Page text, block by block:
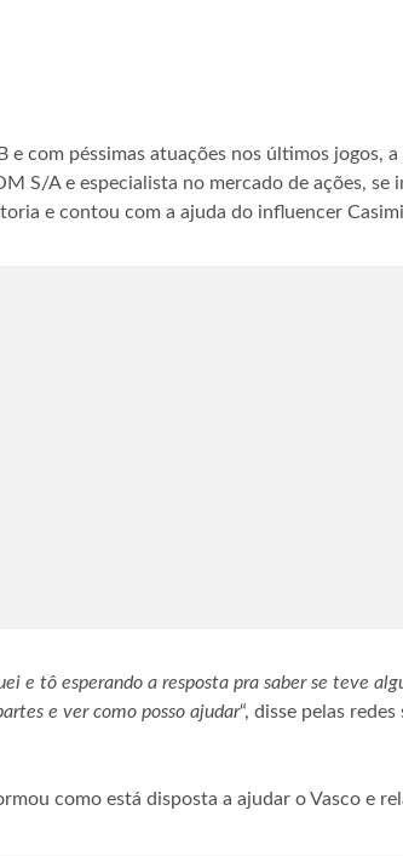
e com péssimas atuações nos últimos
S/A e especialista no mercado de ações,
e contou com a ajuda do influencer
e tô esperando a resposta pra saber se teve
e ver como posso ajudar“, disse pelas redes
como está disposta a ajudar o Vasco e